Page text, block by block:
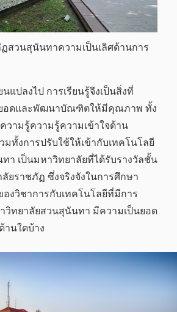
สวนสุนันทาความเป็นเลิศด้านการ
แปลงไป การเรียนรู้จึงเป็นสิ่งที่
ยอดและพัฒนาบัณฑิตให้มีคุณภาพ ทั้ง
วามรู้ความรู้ความเข้าใจด้าน
ทั้งการปรับใช้ให้เข้ากับเทคโนโลยี
า เป็นมหาวิทยาลัยที่ได้รับรางวัลชั้น
ยราชภัฏ ซึ่งจริงจังในการศึกษา
องวิชาการกับเทคโนโลยีที่มีการ
วิทยาลัยสวนสุนันทา มีความเป็นยอด
านใดบ้าง